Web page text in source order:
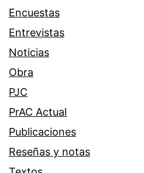
Encuestas
Entrevistas
Noticias
Obra
PJC
PrAC Actual
Publicaciones
Reseñas y notas